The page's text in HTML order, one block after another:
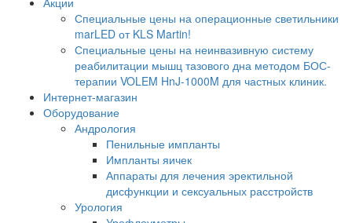
Специальные цены на операционные светильники
marLED от KLS Martin!
Специальные цены на неинвазивную систему
реабилитации мышц тазового дна методом БОС-
терапии VOLEM HnJ-1000M для частных клиник.
Интернет-магазин
Оборудование
Андрология
Пенильные импланты
Импланты яичек
Аппараты для лечения эректильной
дисфункции и сексуальных расстройств
Урология